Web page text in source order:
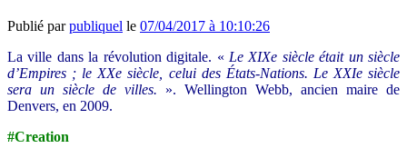
Publié parpubliquel le 07/04/2017 à 10:10:26
La ville dans la révolution digitale. « Le XIXe siècle était un siècle
d’Empires ; le XXe siècle, celui des États-Nations. Le XXIe siècle
sera un siècle de villes. ». Wellington Webb, ancien maire de
Denvers, en 2009.
#Creation